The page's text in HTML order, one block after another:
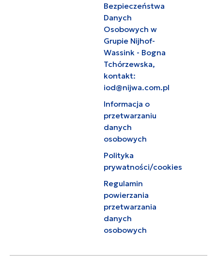
Bezpieczeństwa
Danych
Osobowych w
Grupie Nijhof-
Wassink - Bogna
Tchórzewska,
kontakt:
iod@nijwa.com.pl
Informacja o
przetwarzaniu
danych
osobowych
Polityka
prywatności/cookies
Regulamin
powierzania
przetwarzania
danych
osobowych